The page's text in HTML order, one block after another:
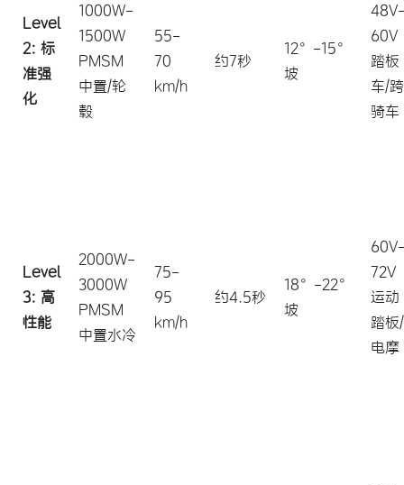
Level
2: 标
准强
化
1000W-
1500W
PMSM
中置/轮
毂
55-
70
km/h
约7秒
12°-15°
坡
60V
踏板
车/跨
骑车
Level
3: 高
性能
2000W-
3000W
PMSM
中置水冷
75-
95
km/h
约4.5秒
18°-22°
坡
72V
运动
踏板/
电摩